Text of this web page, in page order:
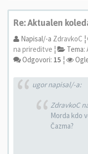
Re: Aktualen
Napisal/-a ZdravkoC ¦
na prireditve ¦ Tema:
Odgovori: 15 ¦
ugor napisal/-a:
ZdravkoC
Morda kdo
Čazma?